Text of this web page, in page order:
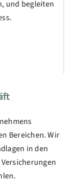
und begleiten
Bereichen. Wir
in den